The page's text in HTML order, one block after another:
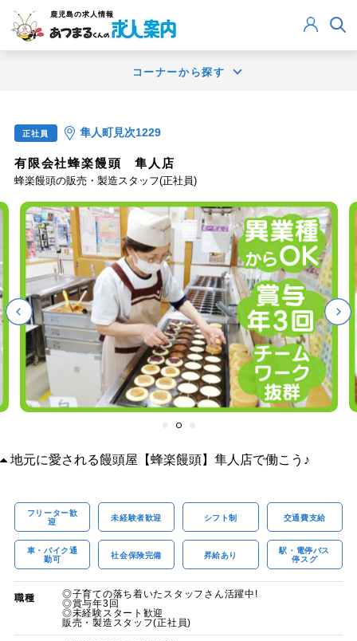
鹿児島の求人情報
コーナーから探す
正社員 隼人町見次1229
有限会社蜂楽饅頭 隼人店
蜂楽饅頭の販売・製造スタッフ(正社員)
地元に愛される饅頭屋【蜂楽饅頭】隼人店で働こう♪
フリーター歓
迎
未経験者歓迎 シフト制 交通費支給
車・バイク通
勤可
社会保険完備 昇給あり
駅・電停バス
停スグ
職種
◎子育ての落ち着いたスタッフさん活躍中!
◎賞与年3回
◎未経験スタート歓迎
販売・製造スタッフ(正社員)